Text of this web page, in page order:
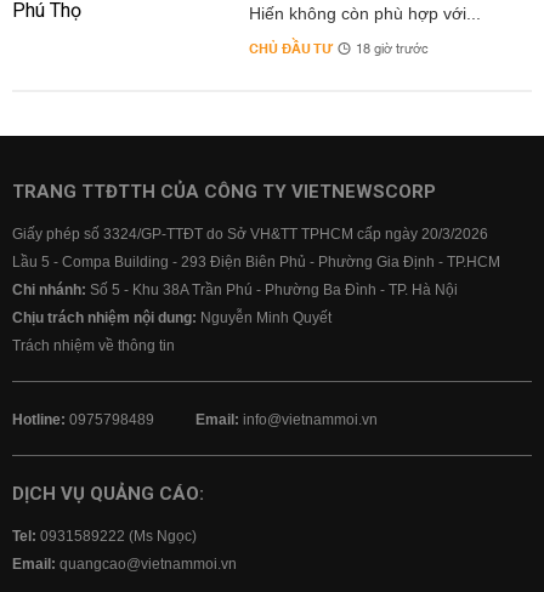
Hiến không còn phù hợp với...
CHỦ ĐẦU TƯ 18 giờ trước
TRANG TTĐTTH CỦA CÔNG TY VIETNEWSCORP
Giấy phép số 3324/GP-TTĐT do Sở VH&TT TPHCM cấp ngày 20/3/2026
Lầu 5 - Compa Building - 293 Điện Biên Phủ - Phường Gia Định - TP.HCM
Chi nhánh: Số 5 - Khu 38A Trần Phú - Phường Ba Đình - TP. Hà Nội
Chịu trách nhiệm nội dung: Nguyễn Minh Quyết
Trách nhiệm về thông tin
Hotline: 0975798489 Email: info@vietnammoi.vn
DỊCH VỤ QUẢNG CÁO:
Tel: 0931589222 (Ms Ngọc)
Email: quangcao@vietnammoi.vn